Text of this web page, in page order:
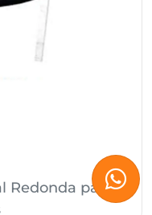
Redonda para